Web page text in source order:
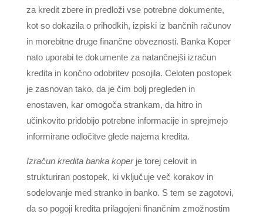
za kredit zbere in predloži vse potrebne dokumente,
kot so dokazila o prihodkih, izpiski iz bančnih računov
in morebitne druge finančne obveznosti. Banka Koper
nato uporabi te dokumente za natančnejši izračun
kredita in končno odobritev posojila. Celoten postopek
je zasnovan tako, da je čim bolj pregleden in
enostaven, kar omogoča strankam, da hitro in
učinkovito pridobijo potrebne informacije in sprejmejo
informirane odločitve glede najema kredita.
Izračun kredita banka koperje torej celovit in
strukturiran postopek, ki vključuje več korakov in
sodelovanje med stranko in banko. S tem se zagotovi,
da so pogoji kredita prilagojeni finančnim zmožnostim